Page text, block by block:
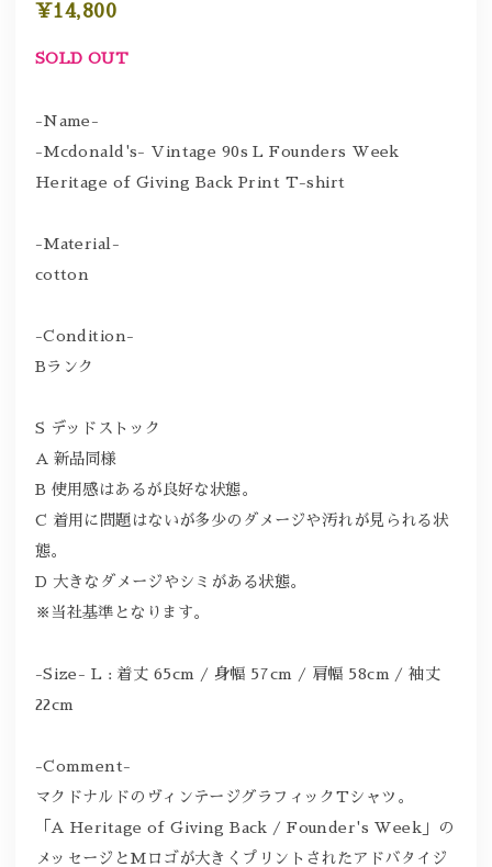
¥14,800
SOLD OUT
-Name-
-Mcdonald's- Vintage 90s L Founders Week
Heritage of Giving Back Print T-shirt
-Material-
cotton
-Condition-
Bランク
S デッドストック
A 新品同様
B 使用感はあるが良好な状態。
C 着用に問題はないが多少のダメージや汚れが見られる状
態。
D 大きなダメージやシミがある状態。
※当社基準となります。
-Size- L : 着丈 65cm / 身幅 57cm / 肩幅 58cm / 袖丈
22cm
-Comment-
マクドナルドのヴィンテージグラフィックTシャツ。
「A Heritage of Giving Back / Founder's Week」の
メッセージとMロゴが大きくプリントされたアドバタイジ